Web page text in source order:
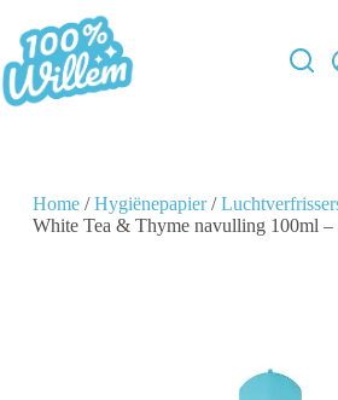
Home/Hygiënepapier/
White Tea & Thyme navulling 100ml –